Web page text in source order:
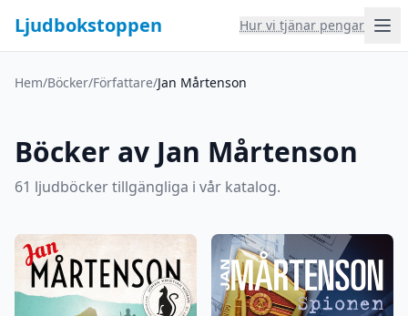
Ljudbokstoppen Hur vi tjänar pengar
Hem/Böcker/Författare/Jan Mårtenson
Böcker av Jan Mårtenson
61 ljudböcker tillgängliga i vår katalog.